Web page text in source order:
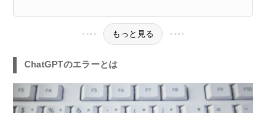
もっと見る
ChatGPTのエラーとは